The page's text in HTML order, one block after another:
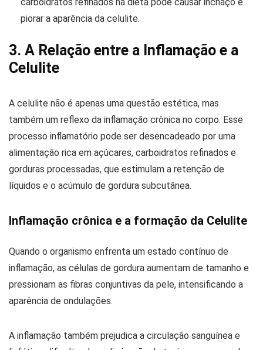
piorar a aparência da celulite.
3. A Relação entre a Inflamação e a
Celulite
A celulite não é apenas uma questão estética, mas
também um reflexo da inflamação crônica no corpo. Esse
processo inflamatório pode ser desencadeado por uma
alimentação rica em açúcares, carboidratos refinados e
gorduras processadas, que estimulam a retenção de
líquidos e o acúmulo de gordura subcutânea.
Inflamação crônica e a formação da Celulite
Quando o organismo enfrenta um estado contínuo de
inflamação, as células de gordura aumentam de tamanho e
pressionam as fibras conjuntivas da pele, intensificando a
aparência de ondulações.
A inflamação também prejudica a circulação sanguínea e